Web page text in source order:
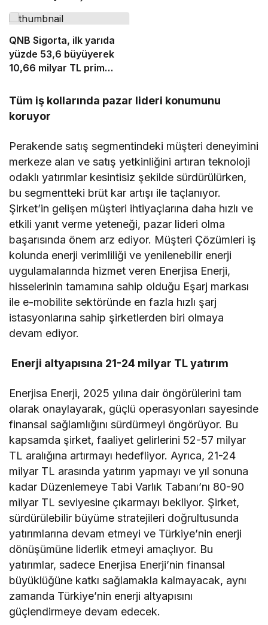
QNB Sigorta, ilk yarıda
yüzde 53,6 büyüyerek
10,66 milyar TL prim
Tüm iş kollarında pazar lideri konumunu
koruyor
Perakende satış segmentindeki müşteri deneyimini
merkeze alan ve satış yetkinliğini artıran teknoloji
odaklı yatırımlar kesintisiz şekilde sürdürülürken,
bu segmentteki brüt kar artışı ile taçlanıyor.
Şirket’in gelişen müşteri ihtiyaçlarına daha hızlı ve
etkili yanıt verme yeteneği, pazar lideri olma
başarısında önem arz ediyor. Müşteri Çözümleri iş
kolunda enerji verimliliği ve yenilenebilir enerji
uygulamalarında hizmet veren Enerjisa Enerji,
hisselerinin tamamına sahip olduğu Eşarj markası
ile e-mobilite sektöründe en fazla hızlı şarj
istasyonlarına sahip şirketlerden biri olmaya
devam ediyor.
Enerji altyapısına 21-24 milyar TL yatırım
Enerjisa Enerji, 2025 yılına dair öngörülerini tam
olarak onaylayarak, güçlü operasyonları sayesinde
finansal sağlamlığını sürdürmeyi öngörüyor. Bu
kapsamda şirket, faaliyet gelirlerini 52-57 milyar
TL aralığına artırmayı hedefliyor. Ayrıca, 21-24
milyar TL arasında yatırım yapmayı ve yıl sonuna
kadar Düzenlemeye Tabi Varlık Tabanı’nı 80-90
milyar TL seviyesine çıkarmayı bekliyor. Şirket,
sürdürülebilir büyüme stratejileri doğrultusunda
yatırımlarına devam etmeyi ve Türkiye’nin enerji
dönüşümüne liderlik etmeyi amaçlıyor. Bu
yatırımlar, sadece Enerjisa Enerji’nin finansal
büyüklüğüne katkı sağlamakla kalmayacak, aynı
zamanda Türkiye’nin enerji altyapısını
güçlendirmeye devam edecek.